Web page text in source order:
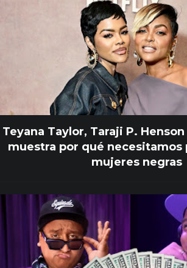
Teyana Taylor, Taraji P.
muestra por qué necesitamos
mujeres negras